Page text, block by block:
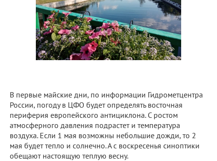
В первые майские дни, по информации Гидрометцентра
России, погоду в ЦФО будет определять восточная
периферия европейского антициклона. С ростом
атмосферного давления подрастет и температура
воздуха. Если 1 мая возможны небольшие дожди, то 2
мая будет тепло и солнечно. А с воскресенья синоптики
обещают настоящую теплую весну.